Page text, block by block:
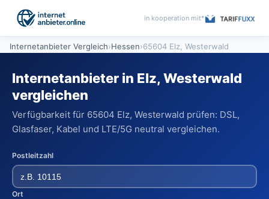
in kooperation mit*
Internetanbieter Vergleich›Hessen›65604 Elz, Westerwald
Internetanbieter in Elz, Westerwald
vergleichen
Verfügbarkeit für 65604 Elz, Westerwald prüfen: DSL,
Glasfaser, Kabel und LTE/5G neutral vergleichen.
Postleitzahl
Ort